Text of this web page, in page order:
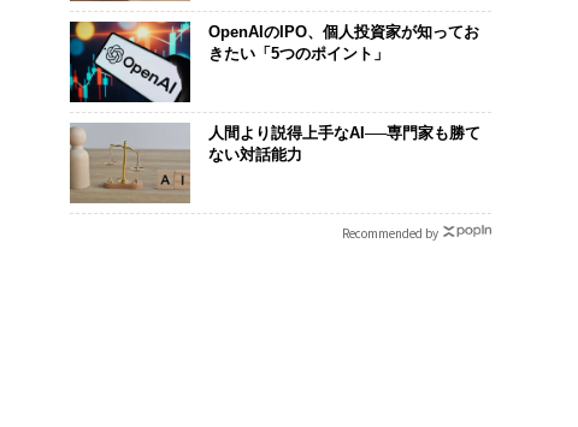
OpenAIのIPO、個人投資家が知ってお
きたい「5つのポイント」
人間より説得上手なAI──専門家も勝て
ない対話能力
Recommended by